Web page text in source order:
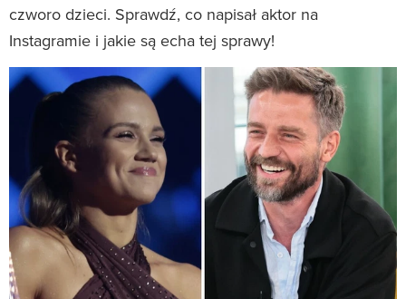
czworo dzieci. Sprawdź, co napisał aktor na
Instagramie i jakie są echa tej sprawy!